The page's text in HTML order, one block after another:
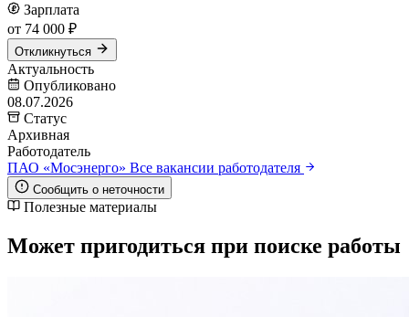
Зарплата
от 74 000 ₽
Откликнуться
Актуальность
Опубликовано
08.07.2026
Статус
Архивная
Работодатель
ПАО «Мосэнерго» Все вакансии работодателя
Сообщить о неточности
Полезные материалы
Может пригодиться при поиске работы